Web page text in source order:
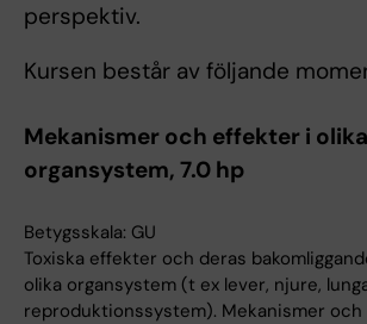
perspektiv.
Kursen består av följande
Mekanismer och effekter i olika
organsystem, 7.0 hp
Betygsskala: GU
Toxiska effekter och deras
olika organsystem (t ex lever, njure,
reproduktionssystem). Mekanismer